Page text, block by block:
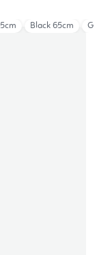
Black 65cm